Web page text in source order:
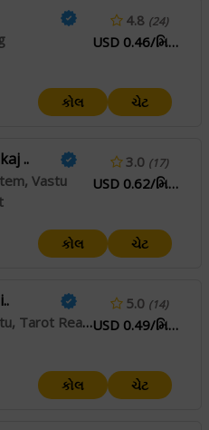
4.8 (24)
USD 0.46/મિનિટ
કોલ ચેટ
..
Vastu
3.0 (17)
USD 0.62/મિનિટ
કોલ ચેટ
Lal Kitab, Vastu, Tarot Reading
5.0 (14)
USD 0.49/મિનિટ
કોલ ચેટ